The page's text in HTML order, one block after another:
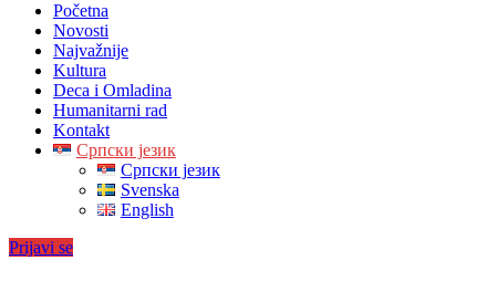
Početna
Novosti
Najvažnije
Kultura
Deca i Omladina
Humanitarni rad
Kontakt
Српски језик
Српски језик
Svenska
English
Prijavi se